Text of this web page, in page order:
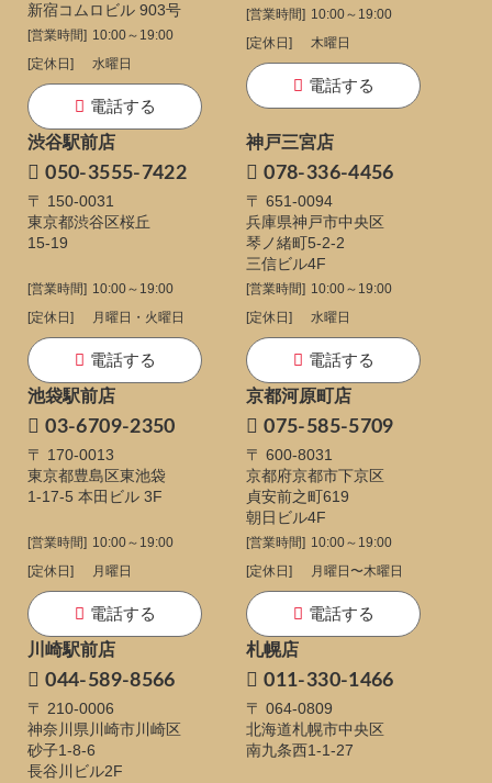
新宿コムロビル 903号
[営業時間] 10:00～19:00
[定休日]
水曜日
電話する
[営業時間] 10:00～19:00
[定休日]
木曜日
電話する
渋谷駅前店
050-3555-7422
〒 150-0031
東京都渋谷区桜丘
15-19
[営業時間] 10:00～19:00
[定休日]
月曜日・火曜日
電話する
神戸三宮店
078-336-4456
〒 651-0094
兵庫県神戸市中央区
琴ノ緒町5-2-2
三信ビル4F
[営業時間] 10:00～19:00
[定休日]
水曜日
電話する
池袋駅前店
03-6709-2350
〒 170-0013
東京都豊島区東池袋
1-17-5 本田ビル 3F
[営業時間] 10:00～19:00
[定休日]
月曜日
電話する
京都河原町店
075-585-5709
〒 600-8031
京都府京都市下京区
貞安前之町619
朝日ビル4F
[営業時間] 10:00～19:00
[定休日]
月曜日〜木曜日
電話する
川崎駅前店
044-589-8566
〒 210-0006
神奈川県川崎市川崎区
砂子1-8-6
長谷川ビル2F
札幌店
011-330-1466
〒 064-0809
北海道札幌市中央区
南九条西1-1-27